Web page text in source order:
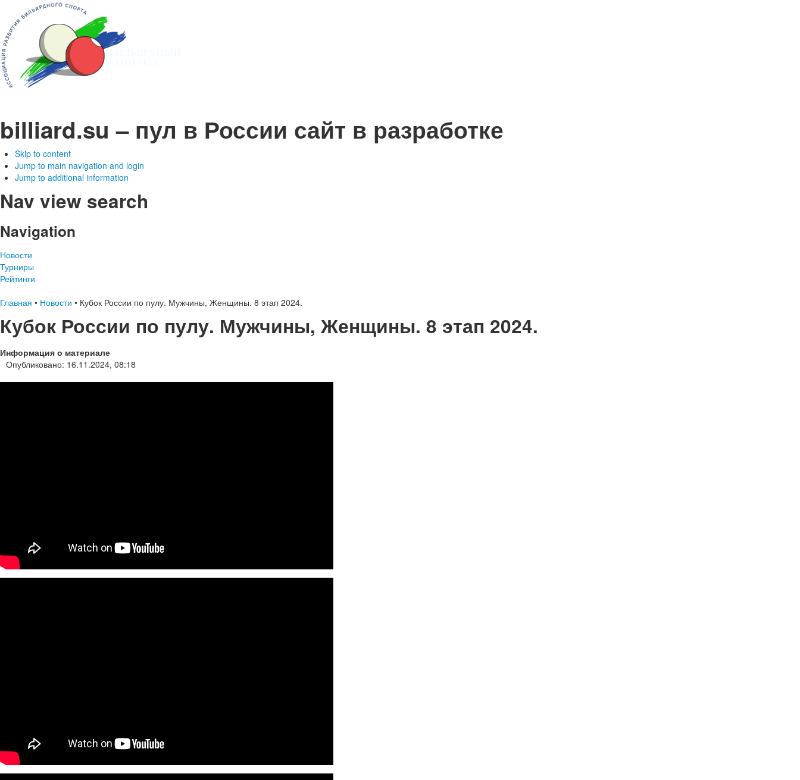
billiard.su – пул в России сайт в разработке
Skip to content
Jump to main navigation and login
Jump to additional information
Nav view search
Navigation
Новости
Турниры
Рейтинги
Главная • Новости • Кубок России по пулу. Мужчины, Женщины. 8 этап 2024.
Кубок России по пулу. Мужчины, Женщины. 8 этап 2024.
Информация о материале
Опубликовано: 16.11.2024, 08:18